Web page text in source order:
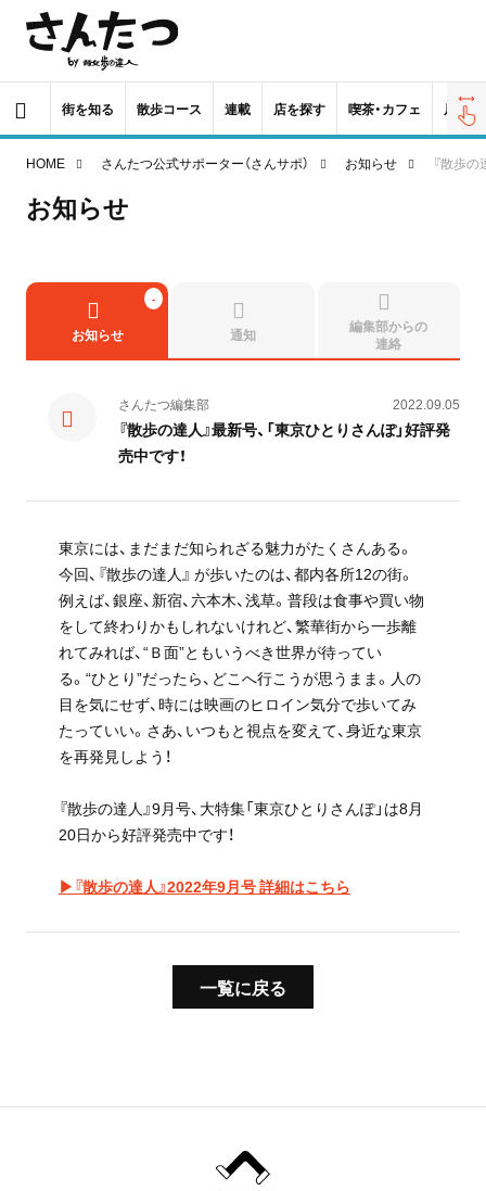
街を知る 散歩コース 連載 店を探す 喫茶・カフェ 居酒屋
HOME さんたつ公式サポーター（さんサポ） お知らせ 『散歩の
お知らせ
お知らせ 通知
編集部からの
連絡
さんたつ編集部
『散歩の達人』最新号、「東京ひとりさんぽ」好評発
売中です！
2022.09.05
東京には、まだまだ知られざる魅力がたくさんある。
今回、『散歩の達人』 が歩いたのは、都内各所12の街。
例えば、銀座、新宿、六本木、浅草。普段は食事や買い物
をして終わりかもしれないけれど、繁華街から一歩離
れてみれば、“Ｂ面”ともいうべき世界が待ってい
る。“ひとり”だったら、どこへ行こうが思うまま。人の
目を気にせず、時には映画のヒロイン気分で歩いてみ
たっていい。さあ、いつもと視点を変えて、身近な東京
を再発見しよう！
『散歩の達人』9月号、大特集「東京ひとりさんぽ」は8月
20日から好評発売中です！
▶『散歩の達人』2022年9月号 詳細はこちら
一覧に戻る